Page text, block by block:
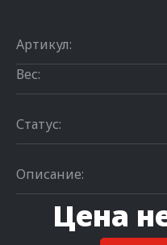
Артикул:
Вес:
Статус:
Описание:
Цена